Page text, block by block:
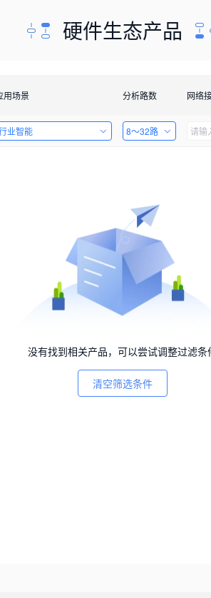
硬件生态产品
用场景 分析路数 网络
业智能 8～32路
没有找到相关产品，可以尝试调整过滤条
清空筛选条件